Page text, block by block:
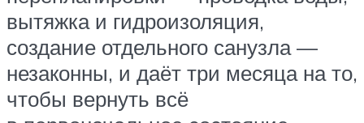
вытяжка и гидроизоляция,
создание отдельного санузла —
незаконны, и даёт три месяца на то,
чтобы вернуть всё